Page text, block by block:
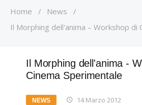
Home / News
/
Il Morphing dell'anima – Workshop di
Il Morphing dell'anima -
Cinema Sperimentale
NEWS 14 Marzo 2012